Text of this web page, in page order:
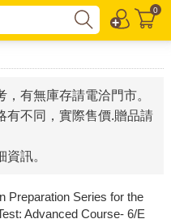
0
有無庫存請電洽門市。
不同，實際售價.贈品請
訊。
Preparation Series for the
Advanced Course- 6/E